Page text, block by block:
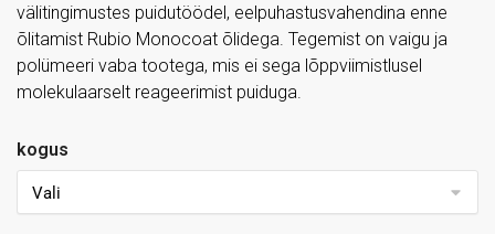
välitingimustes puidutöödel, eelpuhastusvahendina enne
õlitamist Rubio Monocoat õlidega. Tegemist on vaigu ja
polümeeri vaba tootega, mis ei sega lõppviimistlusel
molekulaarselt reageerimist puiduga.
kogus